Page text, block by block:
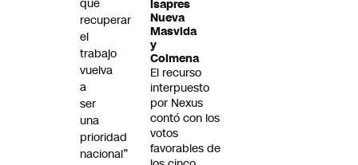
isapres
Nueva
Masvida
y
Colmena
El recurso
interpuesto
por Nexus
contó con los
votos
favorables de
que
recuperar
el
trabajo
vuelva
a
ser
una
prioridad
nacional”